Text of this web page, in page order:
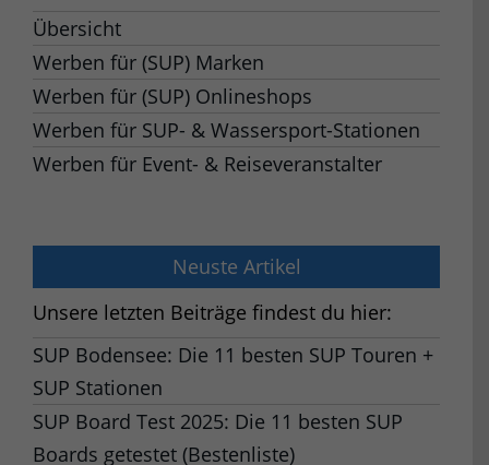
Übersicht
Werben für (SUP) Marken
Werben für (SUP) Onlineshops
Werben für SUP- & Wassersport-Stationen
Werben für Event- & Reiseveranstalter
Neuste Artikel
Unsere letzten Beiträge findest du hier:
SUP Bodensee: Die 11 besten SUP Touren +
SUP Stationen
SUP Board Test 2025: Die 11 besten SUP
Boards getestet (Bestenliste)